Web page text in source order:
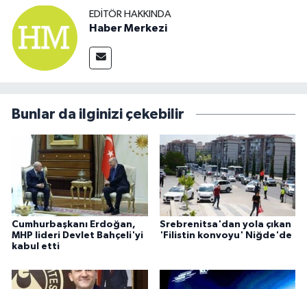
EDITÖR HAKKINDA
Haber Merkezi
Bunlar da ilginizi çekebilir
Cumhurbaşkanı Erdoğan,
MHP lideri Devlet Bahçeli'yi
kabul etti
Srebrenitsa'dan yola çıkan
'Filistin konvoyu' Niğde'de